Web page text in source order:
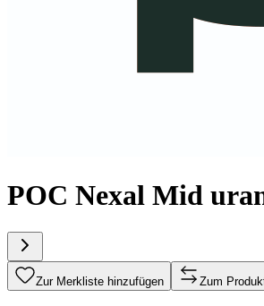
POC Nexal Mid
Zur Merkliste hinzufügen Zum